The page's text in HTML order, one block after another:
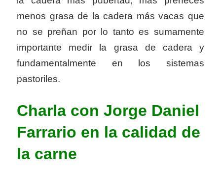
menos grasa de la cadera más vacas que
no se preñan por lo tanto es sumamente
importante medir la grasa de cadera y
fundamentalmente en los sistemas
pastoriles.
Charla con Jorge Daniel
Farrario en la calidad de
la carne